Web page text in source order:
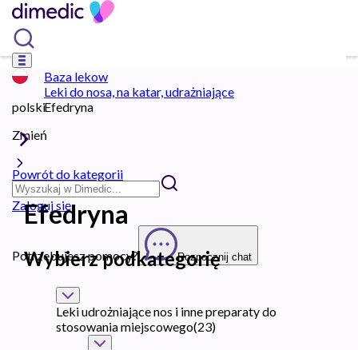
polski
Zmień
Zaloguj się
Potrzebujesz pomocy? Rozpocznij chat
Baza lekow
Leki do nosa, na katar, udrażniające
Efedryna
Powrót do kategorii
Efedryna
Wybierz podkategorię
Leki udrożniające nos i inne preparaty do
stosowania miejscowego(23)